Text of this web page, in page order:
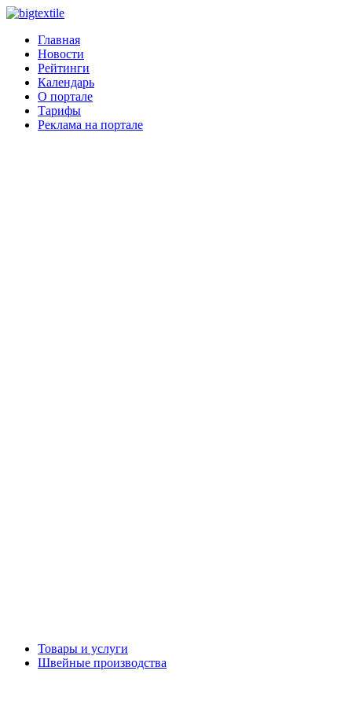
Главная
Новости
Рейтинги
Календарь
О портале
Тарифы
Реклама на портале
Товары и услуги
Швейные производства